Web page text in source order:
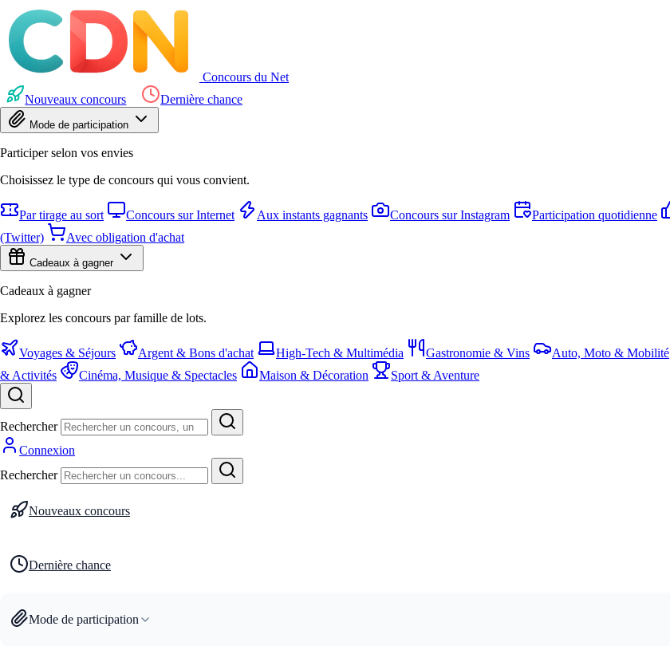
Concours du Net
Nouveaux concours
Dernière chance
Mode de participation
Participer selon vos envies
Choisissez le type de concours qui vous convient.
Par tirage au sort Concours sur Internet Aux instants gagnants Concours sur Instagram Participation quotidienne
(Twitter)
Avec obligation d'achat
Cadeaux à gagner
Cadeaux à gagner
Explorez les concours par famille de lots.
Voyages & Séjours Argent & Bons d'achat High-Tech & Multimédia Gastronomie & Vins Auto, Moto & Mobilité
& Activités
Cinéma, Musique & Spectacles Maison & Décoration Sport & Aventure
Rechercher
Connexion
Rechercher
Nouveaux concours
Dernière chance
Mode de participation